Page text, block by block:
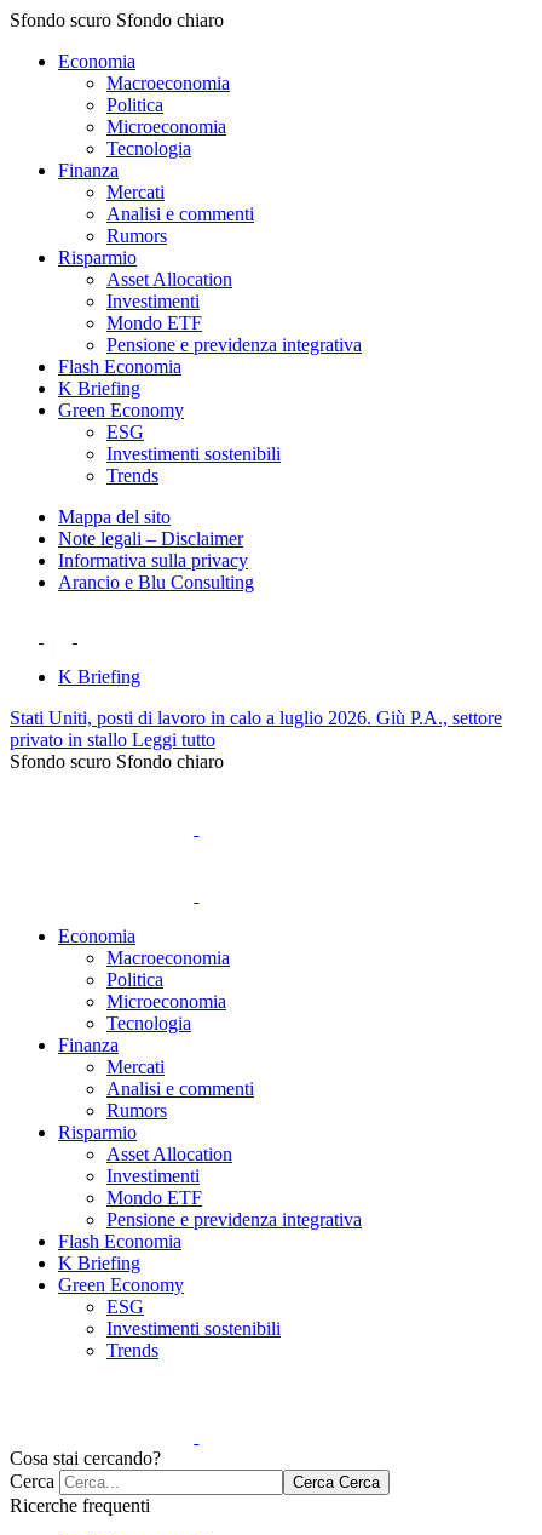
Sfondo scuro Sfondo chiaro
Economia
Macroeconomia
Politica
Microeconomia
Tecnologia
Finanza
Mercati
Analisi e commenti
Rumors
Risparmio
Asset Allocation
Investimenti
Mondo ETF
Pensione e previdenza integrativa
Flash Economia
K Briefing
Green Economy
ESG
Investimenti sostenibili
Trends
Mappa del sito
Note legali – Disclaimer
Informativa sulla privacy
Arancio e Blu Consulting
K Briefing
Stati Uniti, posti di lavoro in calo a luglio 2026. Giù P.A., settore
privato in stallo Leggi tutto
Sfondo scuro Sfondo chiaro
Economia
Macroeconomia
Politica
Microeconomia
Tecnologia
Finanza
Mercati
Analisi e commenti
Rumors
Risparmio
Asset Allocation
Investimenti
Mondo ETF
Pensione e previdenza integrativa
Flash Economia
K Briefing
Green Economy
ESG
Investimenti sostenibili
Trends
Cosa stai cercando?
Cerca
Cerca Cerca
Ricerche frequenti